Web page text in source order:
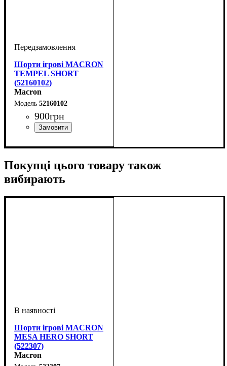
Шорти ігрові MACRON
TEMPEL SHORT
(52160102)
Macron
52160102
900грн
Покупці цього товару також
вибирають
Шорти ігрові MACRON
MESA HERO SHORT
(522307)
Macron